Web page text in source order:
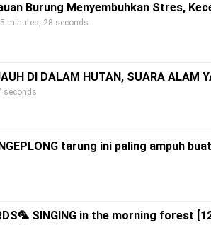
Burung Menyembuhkan Stres,
minutes, 28 seconds
DI DALAM HUTAN, SUARA ALAM
seconds
tarung ini paling ampuh
SINGING in the morning forest